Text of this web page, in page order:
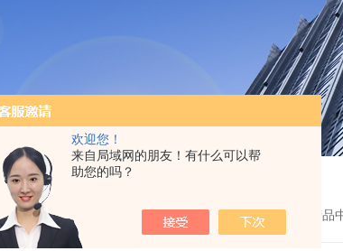
欢迎您！
来自局域网的朋友！有什么可以帮
助您的吗？
您的位置： 首页 产品